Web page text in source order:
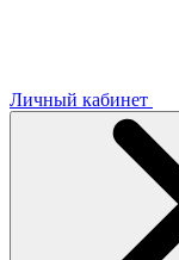
Личный кабинет